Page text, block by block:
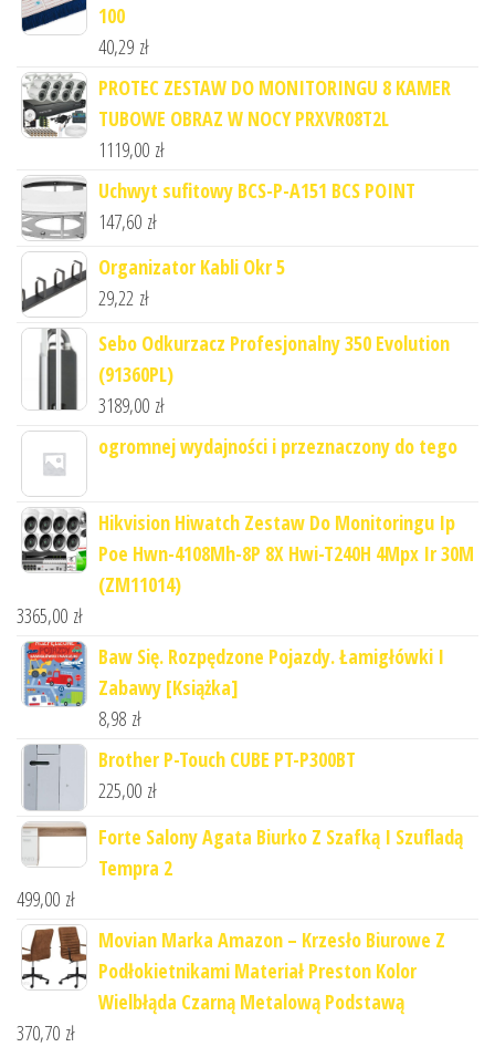
100
40,29 zł
PROTEC ZESTAW DO MONITORINGU 8 KAMER
TUBOWE OBRAZ W NOCY PRXVR08T2L
1119,00 zł
Uchwyt sufitowy BCS-P-A151 BCS POINT
147,60 zł
Organizator Kabli Okr 5
29,22 zł
Sebo Odkurzacz Profesjonalny 350 Evolution
(91360PL)
3189,00 zł
ogromnej wydajności i przeznaczony do tego
Hikvision Hiwatch Zestaw Do Monitoringu Ip
Poe Hwn-4108Mh-8P 8X Hwi-T240H 4Mpx Ir 30M
(ZM11014)
3365,00 zł
Baw Się. Rozpędzone Pojazdy. Łamigłówki I
Zabawy [Książka]
8,98 zł
Brother P-Touch CUBE PT-P300BT
225,00 zł
Forte Salony Agata Biurko Z Szafką I Szufladą
Tempra 2
499,00 zł
Movian Marka Amazon – Krzesło Biurowe Z
Podłokietnikami Materiał Preston Kolor
Wielbłąda Czarną Metalową Podstawą
370,70 zł